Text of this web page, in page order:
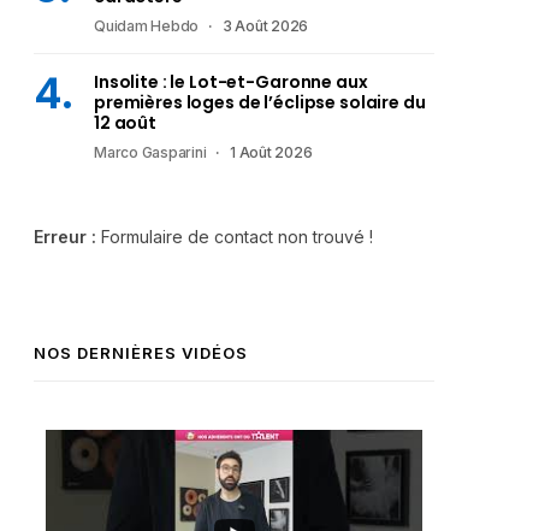
Quidam Hebdo 3 Août 2026
Insolite : le Lot-et-Garonne aux
premières loges de l’éclipse solaire du
12 août
Marco Gasparini 1 Août 2026
Erreur : Formulaire de contact non trouvé !
NOS DERNIÈRES VIDÉOS